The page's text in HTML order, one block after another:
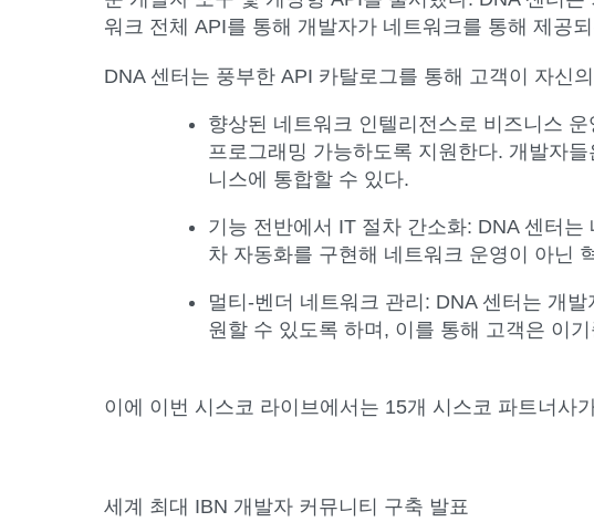
워크 전체 API를 통해 개발자가 네트워크를 통해 제공
DNA 센터는 풍부한 API 카탈로그를 통해 고객이 자신
향상된 네트워크 인텔리전스로 비즈니스 운
프로그래밍 가능하도록 지원한다. 개발자
니스에 통합할 수 있다.
기능 전반에서 IT 절차 간소화: DNA 센터는
차 자동화를 구현해 네트워크 운영이 아닌
멀티-벤더 네트워크 관리: DNA 센터는 개
원할 수 있도록 하며, 이를 통해 고객은 이
이에 이번 시스코 라이브에서는 15개 시스코 파트너사
세계 최대 IBN 개발자 커뮤니티 구축 발표